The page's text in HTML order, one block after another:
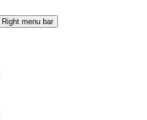
Right menu bar